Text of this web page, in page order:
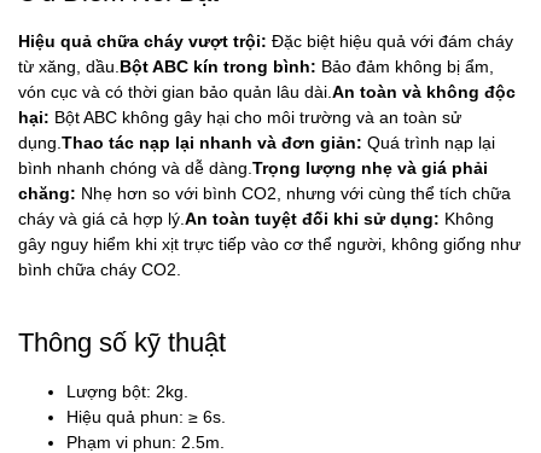
Hiệu quả chữa cháy vượt trội: Đặc biệt hiệu quả với đám cháy
từ xăng, dầu. Bột ABC kín trong bình: Bảo đảm không bị ẩm,
vón cục và có thời gian bảo quản lâu dài. An toàn và không độc
hại: Bột ABC không gây hại cho môi trường và an toàn sử
dụng. Thao tác nạp lại nhanh và đơn giản: Quá trình nạp lại
bình nhanh chóng và dễ dàng. Trọng lượng nhẹ và giá phải
chăng: Nhẹ hơn so với bình CO2, nhưng với cùng thể tích chữa
cháy và giá cả hợp lý. An toàn tuyệt đối khi sử dụng: Không
gây nguy hiểm khi xịt trực tiếp vào cơ thể người, không giống như
bình chữa cháy CO2.
Thông số kỹ thuật
Lượng bột: 2kg.
Hiệu quả phun: ≥ 6s.
Phạm vi phun: 2.5m.